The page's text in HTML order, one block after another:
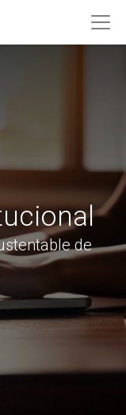
de